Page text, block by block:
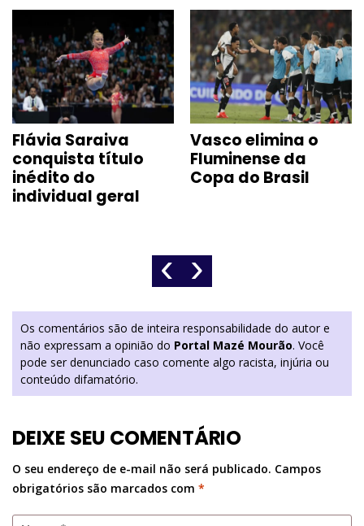
Flávia Saraiva
conquista título
inédito do
individual geral
Vasco elimina o
Fluminense da
Copa do Brasil
‹ ›
Os comentários são de inteira responsabilidade do autor e
não expressam a opinião do Portal Mazé Mourão. Você
pode ser denunciado caso comente algo racista, injúria ou
conteúdo difamatório.
DEIXE SEU COMENTÁRIO
O seu endereço de e-mail não será publicado. Campos
obrigatórios são marcados com *